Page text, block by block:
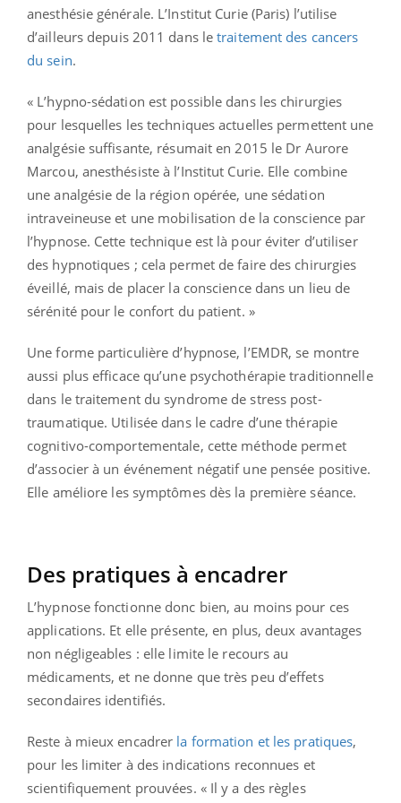
anesthésie générale. L’Institut Curie (Paris) l’utilise
d’ailleurs depuis 2011 dans letraitement des cancers
du sein.
« L’hypno-sédation est possible dans les chirurgies
pour lesquelles les techniques actuelles permettent une
analgésie suffisante, résumait en 2015 le Dr Aurore
Marcou, anesthésiste à l’Institut Curie. Elle combine
une analgésie de la région opérée, une sédation
intraveineuse et une mobilisation de la conscience par
l’hypnose. Cette technique est là pour éviter d’utiliser
des hypnotiques ; cela permet de faire des chirurgies
éveillé, mais de placer la conscience dans un lieu de
sérénité pour le confort du patient. »
Une forme particulière d’hypnose, l’EMDR, se montre
aussi plus efficace qu’une psychothérapie traditionnelle
dans le traitement du syndrome de stress post-
traumatique. Utilisée dans le cadre d’une thérapie
cognitivo-comportementale, cette méthode permet
d’associer à un événement négatif une pensée positive.
Elle améliore les symptômes dès la première séance.
Des pratiques à encadrer
L’hypnose fonctionne donc bien, au moins pour ces
applications. Et elle présente, en plus, deux avantages
non négligeables : elle limite le recours au
médicaments, et ne donne que très peu d’effets
secondaires identifiés.
Reste à mieux encadrer la formation et les pratiques,
pour les limiter à des indications reconnues et
scientifiquement prouvées. « Il y a des règles